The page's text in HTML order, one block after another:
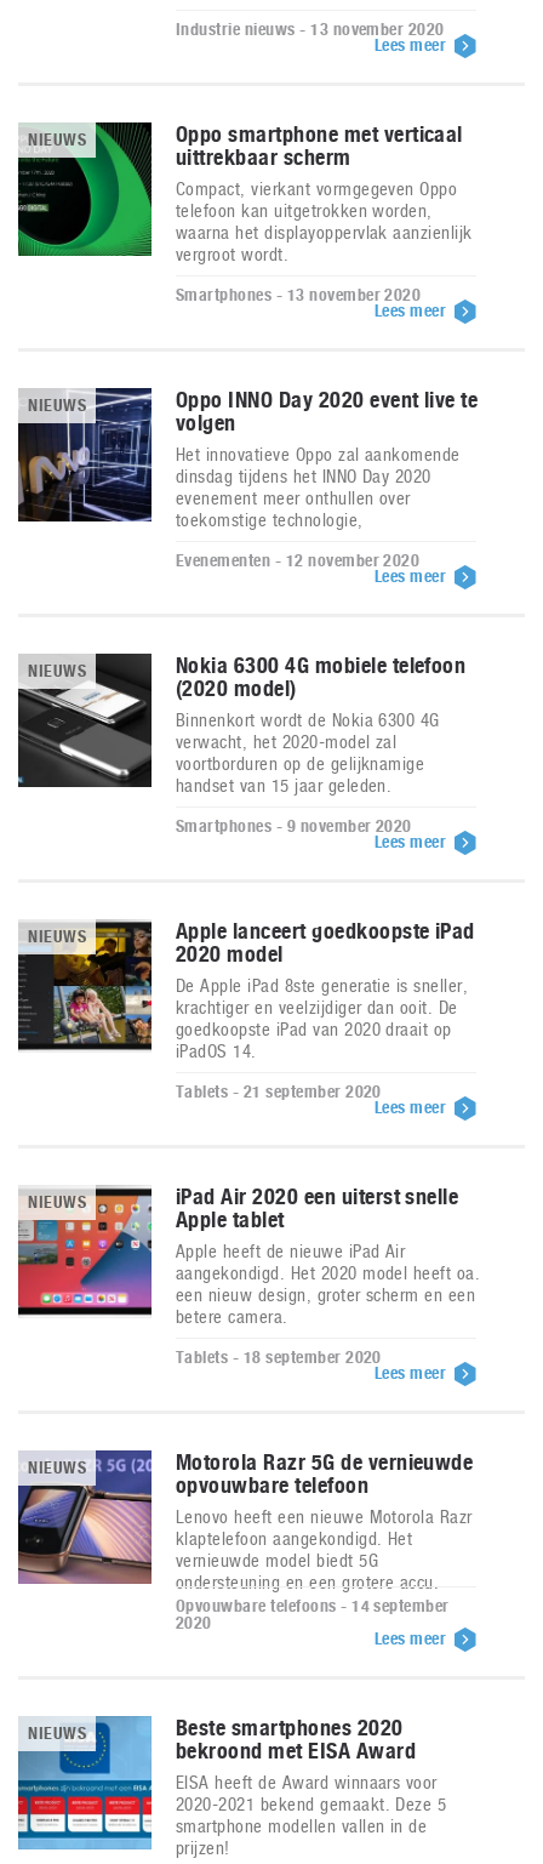
Industrie nieuws - 13 november 2020
Lees meer
NIEUWS
Oppo smartphone met verticaal
uittrekbaar scherm
Compact, vierkant vormgegeven Oppo
telefoon kan uitgetrokken worden,
waarna het displayoppervlak aanzienlijk
vergroot wordt.
Smartphones - 13 november 2020
Lees meer
NIEUWS
Oppo INNO Day 2020 event live te
volgen
Het innovatieve Oppo zal aankomende
dinsdag tijdens het INNO Day 2020
evenement meer onthullen over
toekomstige technologie,
Evenementen - 12 november 2020
Lees meer
NIEUWS
Nokia 6300 4G mobiele telefoon
(2020 model)
Binnenkort wordt de Nokia 6300 4G
verwacht, het 2020-model zal
voortborduren op de gelijknamige
handset van 15 jaar geleden.
Smartphones - 9 november 2020
Lees meer
NIEUWS
Apple lanceert goedkoopste iPad
2020 model
De Apple iPad 8ste generatie is sneller,
krachtiger en veelzijdiger dan ooit. De
goedkoopste iPad van 2020 draait op
iPadOS 14.
Tablets - 21 september 2020
Lees meer
NIEUWS
iPad Air 2020 een uiterst snelle
Apple tablet
Apple heeft de nieuwe iPad Air
aangekondigd. Het 2020 model heeft oa.
een nieuw design, groter scherm en een
betere camera.
Tablets - 18 september 2020
Lees meer
NIEUWS
Motorola Razr 5G de vernieuwde
opvouwbare telefoon
Lenovo heeft een nieuwe Motorola Razr
klaptelefoon aangekondigd. Het
vernieuwde model biedt 5G
ondersteuning en een grotere accu.
Opvouwbare telefoons - 14 september
2020
Lees meer
NIEUWS
Beste smartphones 2020
bekroond met EISA Award
EISA heeft de Award winnaars voor
2020-2021 bekend gemaakt. Deze 5
smartphone modellen vallen in de
prijzen!